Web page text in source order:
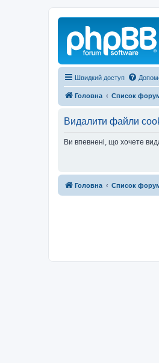
Швидкий доступ
Головна Список
Видалити файли
Ви впевнені, що хочете
Головна Список